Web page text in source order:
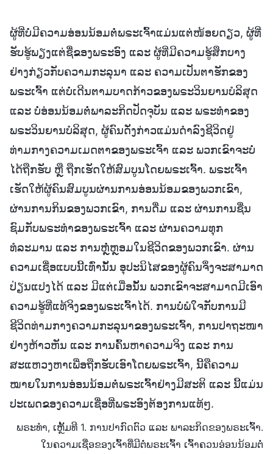
ຜູ້ທີ່ບໍ່ມີຄວາມອ່ອນນ້ອມຕໍ່ພຣະເຈົ້າແມ່ນແຕ່ໜ້ອຍດຽວ, ຜູ້ທີ່
ຮັບຮູ້ພຽງແຕ່ຊື່ຂອງພຣະອົງ ແລະ ຜູ້ທີ່ມີຄວາມຮູ້ສຶກບາງ
ຢ່າງກ່ຽວກັບຄວາມກະລຸນາ ແລະ ຄວາມເປັນຕາຮັກຂອງ
ພຣະເຈົ້າ ແຕ່ບໍ່ເດີນຕາມບາດກ້າວຂອງພຣະວິນຍານບໍລິສຸດ
ແລະ ບໍ່ອ່ອນນ້ອມຕໍ່ພາລະກິດປັດຈຸບັນ ແລະ ພຣະທໍາຂອງ
ພຣະວິນຍານບໍລິສຸດ, ຜູ້ຄົນດັ່ງກ່າວແມ່ນດໍາລົງຊີວິດຢູ່
ທ່າມກາງຄວາມເມດຕາຂອງພຣະເຈົ້າ ແລະ ພວກເຂົາຈະບໍ່
ໄດ້ຖືກຮັບ ຫຼື ຖືກເຮັດໃຫ້ສົມບູນໂດຍພຣະເຈົ້າ. ພຣະເຈົ້າ
ເຮັດໃຫ້ຜູ້ຄົນສົມບູນຜ່ານການອ່ອນນ້ອມຂອງພວກເຂົາ,
ຜ່ານການກິນຂອງພວກເຂົາ, ການດື່ມ ແລະ ຜ່ານການຊື່ນ
ຊົມກັບພຣະທໍາຂອງພຣະເຈົ້າ ແລະ ຜ່ານຄວາມທຸກ
ທໍລະມານ ແລະ ການຫຼໍ່ຫຼອມໃນຊີວິດຂອງພວກເຂົາ. ຜ່ານ
ຄວາມເຊື່ອແບບນີ້ເທົ່ານັ້ນ ອຸປະນິໄສຂອງຜູ້ຄົນຈຶ່ງຈະສາມາດ
ປ່ຽນແປງໄດ້ ແລະ ມີແຕ່ເມື່ອນັ້ນ ພວກເຂົາຈະສາມາດມີເອົາ
ຄວາມຮູ້ທີ່ແທ້ຈິງຂອງພຣະເຈົ້າໄດ້. ການບໍ່ພໍໃຈກັບການມີ
ຊີວິດທ່າມກາງຄວາມກະລຸນາຂອງພຣະເຈົ້າ, ການປາຖະໜາ
ຢ່າງຫ້າວຫັນ ແລະ ການຄົ້ນຫາຄວາມຈິງ ແລະ ການ
ສະແຫວງຫາເພື່ອຖືກຮັບເອົາໂດຍພຣະເຈົ້າ, ນີ້ຄືຄວາມ
ໝາຍໃນການອ່ອນນ້ອມຕໍ່ພຣະເຈົ້າຢ່າງມີສະຕິ ແລະ ນີ້ແມ່ນ
ປະເພດຂອງຄວາມເຊື່ອທີ່ພຣະອົງຕ້ອງການແທ້ໆ.
ພຣະທຳ, ເຫຼັ້ມທີ 1. ການປາກົດຕົວ ແລະ ພາລະກິດຂອງພຣະເຈົ້າ.
ໃນຄວາມເຊື່ອຂອງເຈົ້າທີ່ມີຕໍ່ພຣະເຈົ້າ ເຈົ້າຄວນອ່ອນນ້ອມຕໍ່